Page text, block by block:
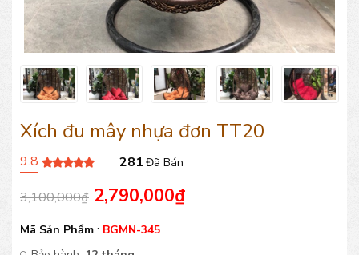
Xích đu mây nhựa đơn TT20
9.8 281 Đã Bán
3,100,000₫ 2,790,000₫
Mã Sản Phẩm : BGMN-345